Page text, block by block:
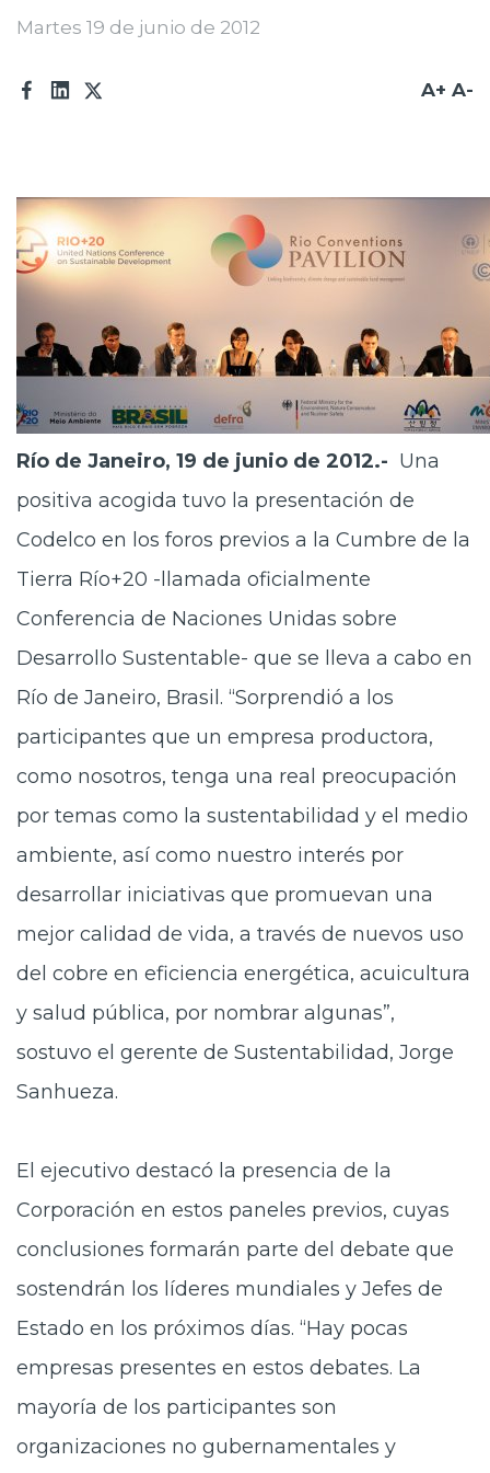
Martes 19 de junio de 2012
A+ A-
Río de Janeiro, 19 de junio de 2012.- Una
positiva acogida tuvo la presentación de
Codelco en los foros previos a la Cumbre de la
Tierra Río+20 -llamada oficialmente
Conferencia de Naciones Unidas sobre
Desarrollo Sustentable- que se lleva a cabo en
Río de Janeiro, Brasil. “Sorprendió a los
participantes que un empresa productora,
como nosotros, tenga una real preocupación
por temas como la sustentabilidad y el medio
ambiente, así como nuestro interés por
desarrollar iniciativas que promuevan una
mejor calidad de vida, a través de nuevos uso
del cobre en eficiencia energética, acuicultura
y salud pública, por nombrar algunas”,
sostuvo el gerente de Sustentabilidad, Jorge
Sanhueza.
El ejecutivo destacó la presencia de la
Corporación en estos paneles previos, cuyas
conclusiones formarán parte del debate que
sostendrán los líderes mundiales y Jefes de
Estado en los próximos días. “Hay pocas
empresas presentes en estos debates. La
mayoría de los participantes son
organizaciones no gubernamentales y